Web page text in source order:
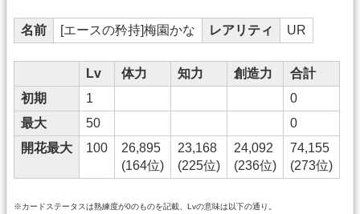
名前 [エースの矜持]梅園かな レアリティ UR
Lv 体力 知力 創造力
合計
初期
1
0
最大
50
0
開花最大
100
26,895
(164位)
23,168
(225位)
24,092
(236位)
74,155
(273位)
※カードステータスは熟練度が0のものを記載、Lvの意味は以下の通り。